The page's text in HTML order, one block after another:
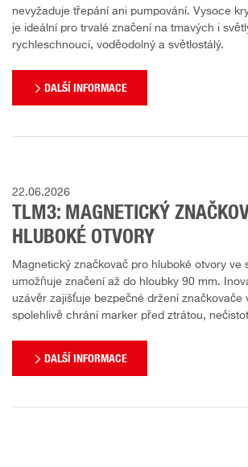
nevyžaduje třepání ani pumpování. Vysoce
je ideální pro trvalé značení na tmavých i
rychleschnoucí, voděodolný a světlostálý.
DALŠÍ INFORMACE
22.06.2026
TLM3: MAGNETICKÝ
HLUBOKÉ OTVORY
Magnetický značkovač pro hluboké otvory ve
umožňuje značení až do hloubky 90 mm.
uzávěr zajišťuje bezpečné držení značkovače
spolehlivě chrání marker před ztrátou,
DALŠÍ INFORMACE